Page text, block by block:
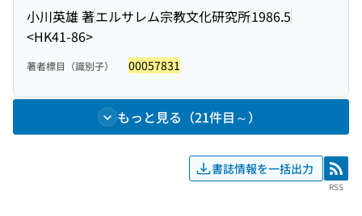
小川英雄 著エルサレム宗教文化研究所1986.5
<HK41-86>
著者標目（識別子） 00057831
もっと見る（21件目～）
書誌情報を一括出力 RSS
RSS